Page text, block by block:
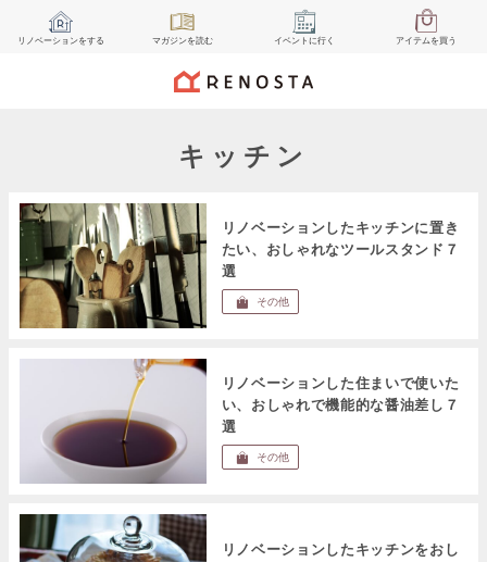
リノベーションをする マガジンを読む イベント に行く アイテムを買う
キッチン
リノベーションしたキッチンに置き
たい、おしゃれなツールスタンド７
選
その他
リノベーションした住まいで使いた
い、おしゃれで機能的な醤油差し７
選
その他
リノベーションしたキッチンをおし